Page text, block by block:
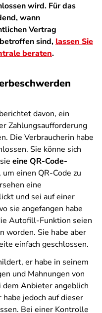
wird. Für das
wann
Vertrag
sind, lassen Sie
beraten.
davon, ein
Zahlungsaufforderung
Die Verbraucherin habe
Sie könne sich
eine QR-Code-
um einen QR-Code zu
eine
und sei auf einer
sie angefangen habe
Autofill-Funktion seien
worden. Sie habe aber
einfach geschlossen.
er habe in seinem
und Mahnungen von
dem Anbieter angeblich
jedoch auf dieser
Bei einer Kontrolle